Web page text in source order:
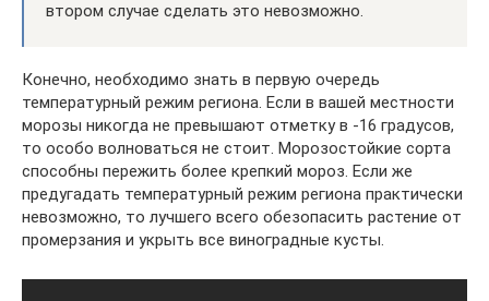
втором случае сделать это невозможно.
Конечно, необходимо знать в первую очередь
температурный режим региона. Если в вашей местности
морозы никогда не превышают отметку в -16 градусов,
то особо волноваться не стоит. Морозостойкие сорта
способны пережить более крепкий мороз. Если же
предугадать температурный режим региона практически
невозможно, то лучшего всего обезопасить растение от
промерзания и укрыть все виноградные кусты.